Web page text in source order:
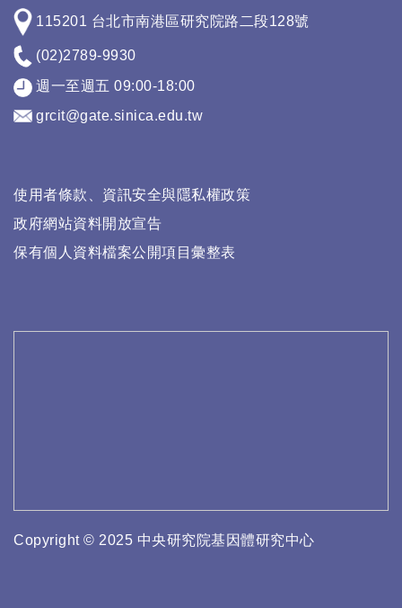
115201 台北市南港區研究院路二段128號
(02)2789-9930
週一至週五 09:00-18:00
grcit@gate.sinica.edu.tw
使用者條款、資訊安全與隱私權政策
政府網站資料開放宣告
保有個人資料檔案公開項目彙整表
Copyright © 2025 中央研究院基因體研究中心